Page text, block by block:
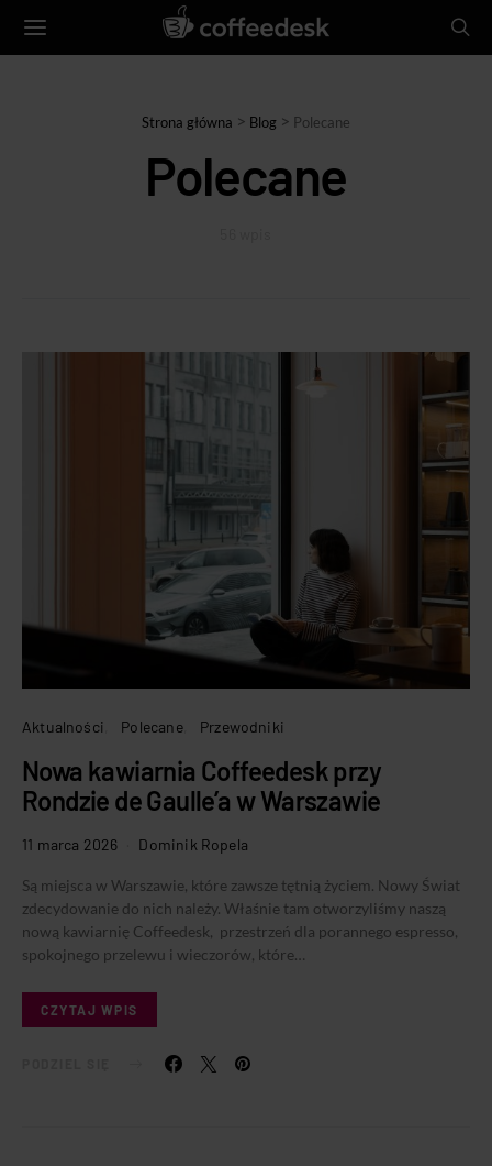
Strona główna > Blog > Polecane
Polecane
Aktualności Polecane Przewodniki
Nowa kawiarnia Coffeedesk przy
Rondzie de Gaulle’a w Warszawie
11 marca 2026 Dominik Ropela
Są miejsca w Warszawie, które zawsze tętnią życiem. Nowy Świat
zdecydowanie do nich należy. Właśnie tam otworzyliśmy naszą
nową kawiarnię Coffeedesk, przestrzeń dla porannego espresso,
spokojnego przelewu i wieczorów, które…
CZYTAJ WPIS